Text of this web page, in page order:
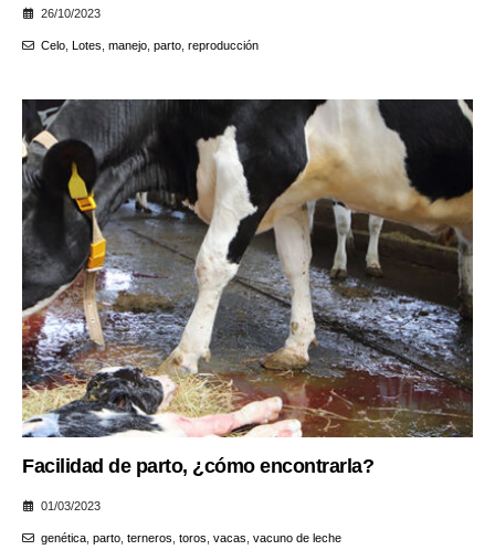
26/10/2023
Celo, Lotes manejo, parto, reproducción
Facilidad de parto, ¿cómo encontrarla?
01/03/2023
genética, parto, terneros toros vacas vacuno de leche